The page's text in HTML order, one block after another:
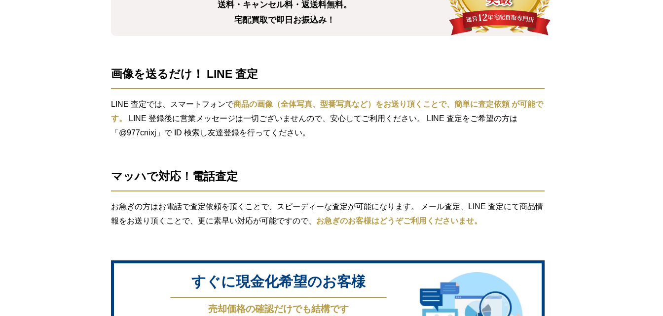
送料・キャンセル料・返送料無料。
宅配買取で即日お振込み！
画像を送るだけ！ LINE 査定
LINE 査定では、スマートフォンで商品の画像（全体写真、型番写真など）をお送り頂くことで、簡単に査定依頼 が可能で
す。
LINE 登録後に営業メッセージは一切ございませんので、安心してご利用ください。 LINE 査定をご希望の方は
「@977cnixj」で ID 検索し友達登録を行ってください。
マッハで対応！電話査定
お急ぎの方はお電話で査定依頼を頂くことで、スピーディーな査定が可能になります。 メール査定、LINE 査定にて商品情
報をお送り頂くことで、更に素早い対応が可能ですので、 お急ぎのお客様はどうぞご利用くださいませ。
すぐに現金化希望のお客様
売却価格の確認だけでも結構です